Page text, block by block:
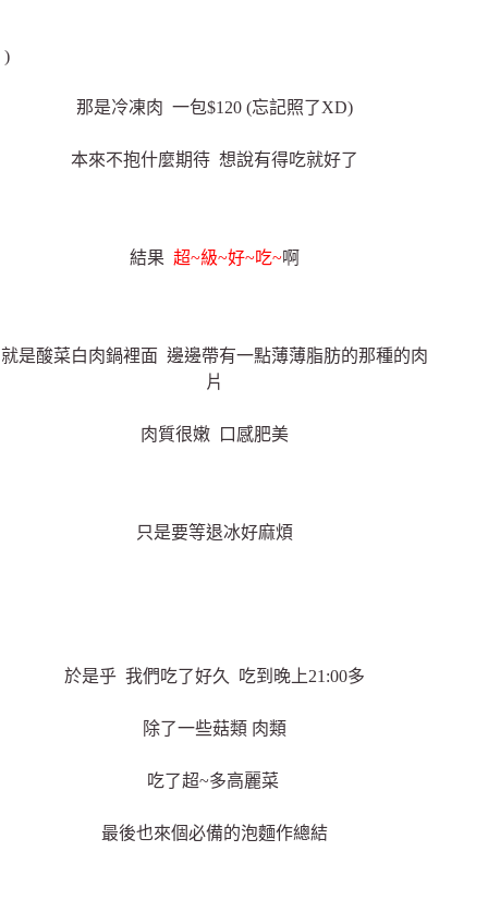
)
那是冷凍肉 一包$120 (忘記照了XD)
本來不抱什麼期待 想說有得吃就好了
結果超~級~好~吃~啊
就是酸菜白肉鍋裡面 邊邊帶有一點薄薄脂肪的那種的肉
片
肉質很嫩 口感肥美
只是要等退冰好麻煩
於是乎 我們吃了好久 吃到晚上21:00多
除了一些菇類 肉類
吃了超~多高麗菜
最後也來個必備的泡麵作總結